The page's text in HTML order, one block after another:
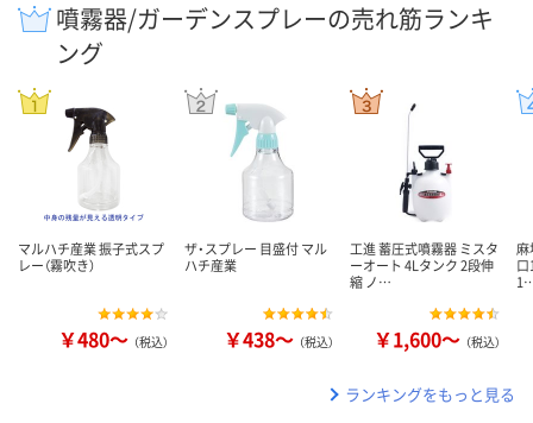
噴霧器/ガーデンスプレーの売れ筋ランキ
ング
マルハチ産業 振子式スプ
レー（霧吹き）
￥480～ （税込）
ザ・スプレー 目盛付 マル
ハチ産業
￥438～ （税込）
工進 蓄圧式噴霧器 ミスタ
ーオート 4Lタンク 2段伸
縮 ノ…
￥1,600～ （税込）
麻
ランキングをもっと見る